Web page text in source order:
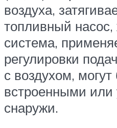
воздуха,
топливный
система,
регулировки
с воздухом,
встроенными
снаружи.